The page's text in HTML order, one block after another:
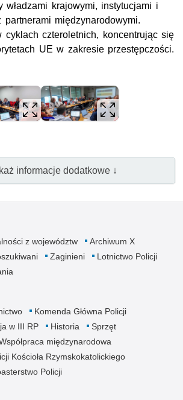
władzami krajowymi, instytucjami i
międzynarodowymi.
cyklach czteroletnich, koncentrując się
UE w zakresie przestępczości.
informacje dodatkowe ↓
z województw
Archiwum X
Zaginieni
Lotnictwo Policji
Komenda Główna Policji
w III RP Historia
Sprzęt
międzynarodowa
Kościoła Rzymskokatolickiego
Policji